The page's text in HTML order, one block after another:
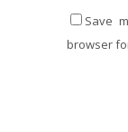
Save
browser